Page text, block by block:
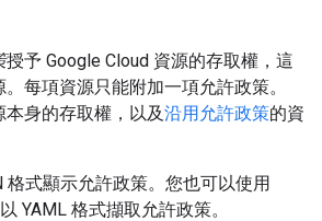
授予 Google Cloud 資源的存取權，這
每項資源只能附加一項允許政策。
身的存取權，以及沿用允許政策的資
格式顯示允許政策。您也可以使用
YAML 格式擷取允許政策。